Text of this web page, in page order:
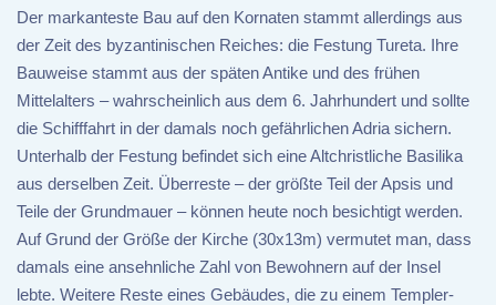
Der markanteste Bau auf den Kornaten stammt allerdings aus
der Zeit des byzantinischen Reiches: die Festung Tureta. Ihre
Bauweise stammt aus der späten Antike und des frühen
Mittelalters – wahrscheinlich aus dem 6. Jahrhundert und sollte
die Schifffahrt in der damals noch gefährlichen Adria sichern.
Unterhalb der Festung befindet sich eine Altchristliche Basilika
aus derselben Zeit. Überreste – der größte Teil der Apsis und
Teile der Grundmauer – können heute noch besichtigt werden.
Auf Grund der Größe der Kirche (30x13m) vermutet man, dass
damals eine ansehnliche Zahl von Bewohnern auf der Insel
lebte. Weitere Reste eines Gebäudes, die zu einem Templer-